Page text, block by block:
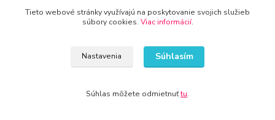
Kontakty
Tieto webové stránky využívajú na poskytovanie svojich služieb
súbory cookies. Viac informácií.
Nastavenia Súhlasím
Súhlas môžete odmietnuťtu.